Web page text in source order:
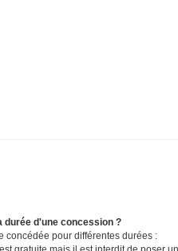
durée d'une concession ?
concédée pour différentes durées :